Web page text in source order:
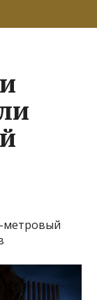
метровый